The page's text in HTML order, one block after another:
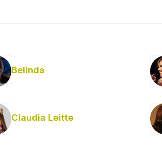
Belinda
Claudia Leitte